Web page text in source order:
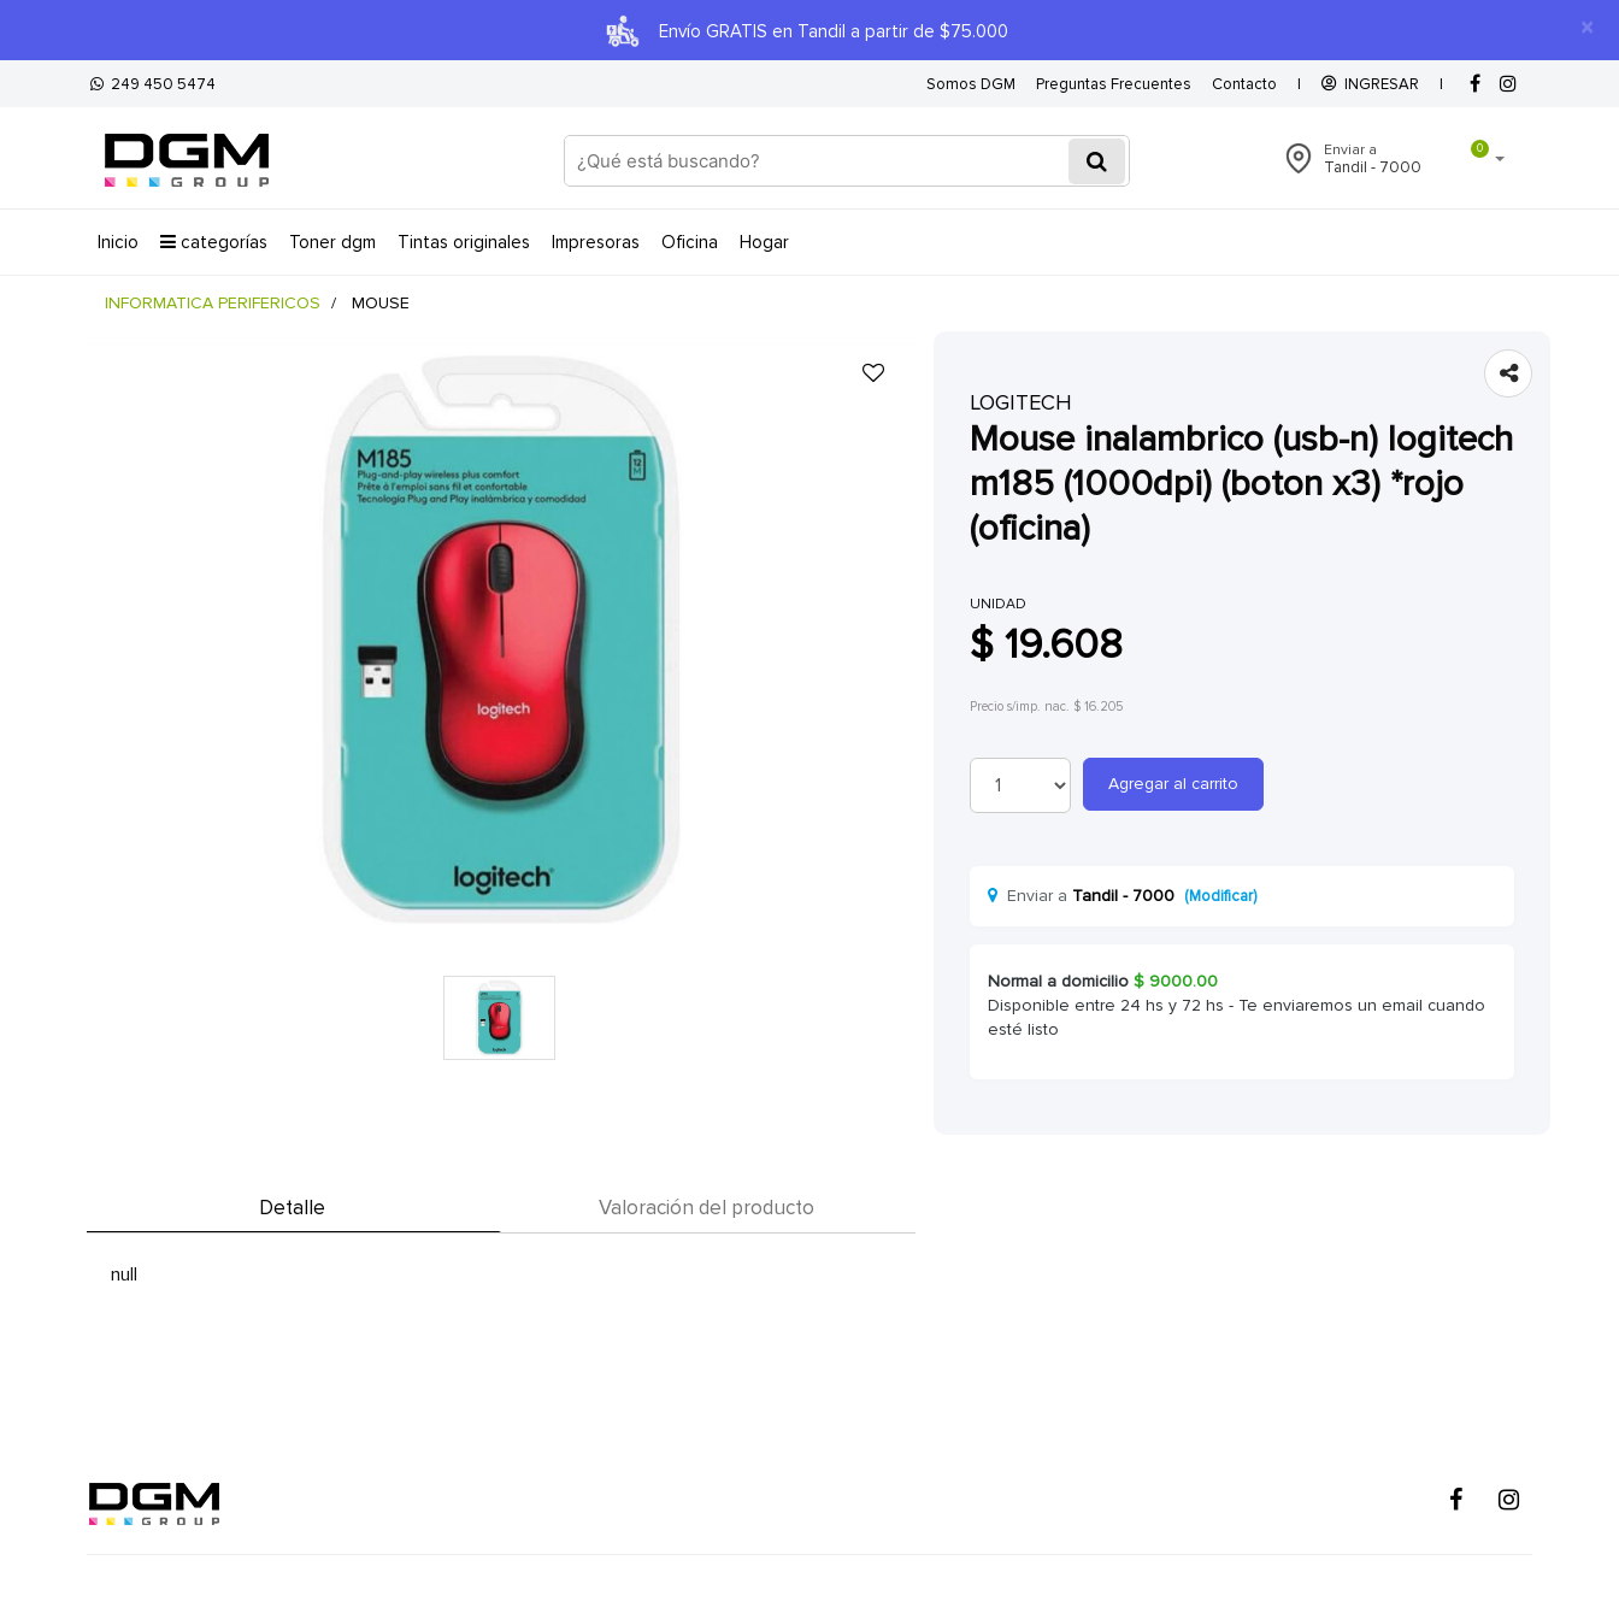
×
Envío GRATIS en Tandil a partir de $75.000
249 450 5474 Somos DGM Preguntas Frecuentes Contacto | INGRESAR |
0
Enviar a
Tandil - 7000
inicio categorías toner dgm tintas originales impresoras oficina hogar
INFORMATICA PERIFERICOS MOUSE
LOGITECH
mouse inalambrico (usb-n) logitech
m185 (1000dpi) (boton x3) *rojo
(oficina)
UNIDAD
$ 19.608
Precio s/imp. nac. $ 16.205
Agregar al carrito
Enviar a Tandil - 7000 (Modificar)
Normal a domicilio $9000.00
Disponible entre 24 hs y 72 hs - Te enviaremos un email cuando
esté listo
Detalle Valoración del producto
null